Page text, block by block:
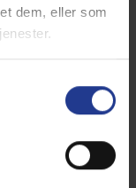
dem, eller som